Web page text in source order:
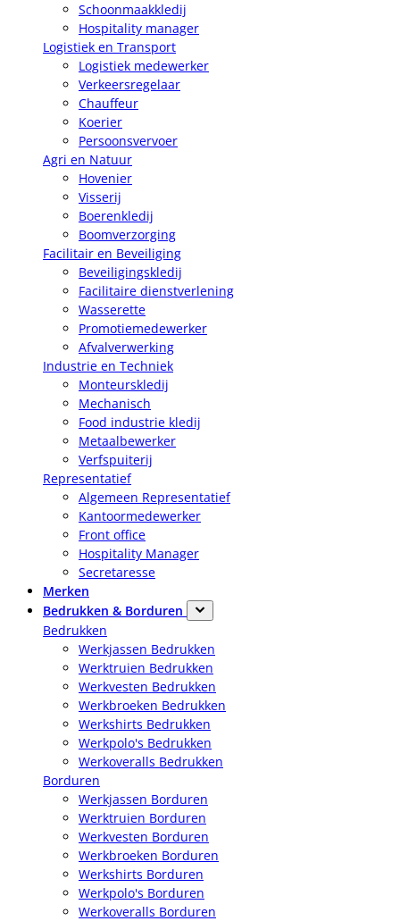
Schoonmaakkledij
Hospitality manager
Logistiek en Transport
Logistiek medewerker
Verkeersregelaar
Chauffeur
Koerier
Persoonsvervoer
Agri en Natuur
Hovenier
Visserij
Boerenkledij
Boomverzorging
Facilitair en Beveiliging
Beveiligingskledij
Facilitaire dienstverlening
Wasserette
Promotiemedewerker
Afvalverwerking
Industrie en Techniek
Monteurskledij
Mechanisch
Food industrie kledij
Metaalbewerker
Verfspuiterij
Representatief
Algemeen Representatief
Kantoormedewerker
Front office
Hospitality Manager
Secretaresse
Merken
Bedrukken & Borduren
Bedrukken
Werkjassen Bedrukken
Werktruien Bedrukken
Werkvesten Bedrukken
Werkbroeken Bedrukken
Werkshirts Bedrukken
Werkpolo's Bedrukken
Werkoveralls Bedrukken
Borduren
Werkjassen Borduren
Werktruien Borduren
Werkvesten Borduren
Werkbroeken Borduren
Werkshirts Borduren
Werkpolo's Borduren
Werkoveralls Borduren